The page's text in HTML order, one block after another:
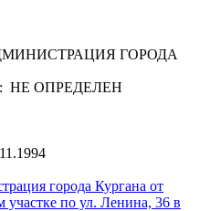
ГОРОДА
НЕ ОПРЕДЕЛЕН
города Кургана от
участке по ул. Ленина, 36 в